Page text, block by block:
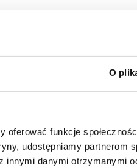
O
funkcje
udostępniamy partnerom
innymi danymi otrzymanymi